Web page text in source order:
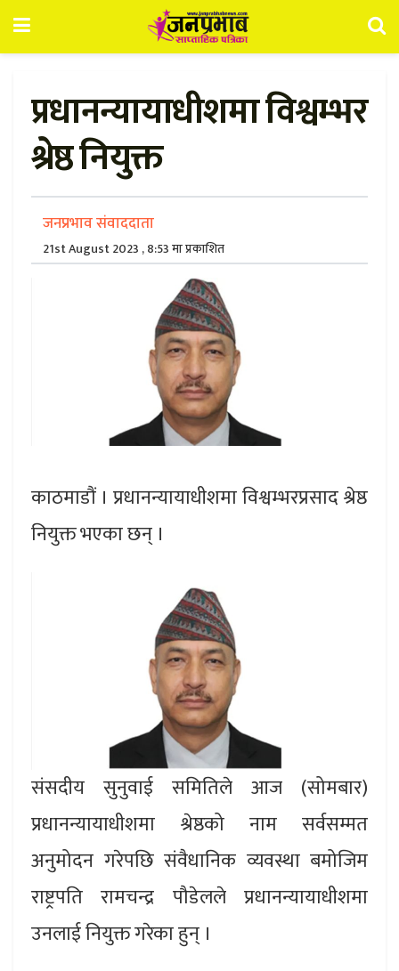
प्रधानन्यायाधीशमा विश्वम्भर
श्रेष्ठ नियुक्त
जनप्रभाव संवाददाता
21st August 2023 , 8:53 मा प्रकाशित
काठमाडौं । प्रधानन्यायाधीशमा विश्वम्भरप्रसाद श्रेष्ठ
नियुक्त भएका छन् ।
संसदीय सुनुवाई समितिले आज (सोमबार)
प्रधानन्यायाधीशमा श्रेष्ठको नाम सर्वसम्मत
अनुमोदन गरेपछि संवैधानिक व्यवस्था बमोजिम
राष्ट्रपति रामचन्द्र पौडेलले प्रधानन्यायाधीशमा
उनलाई नियुक्त गरेका हुन् ।